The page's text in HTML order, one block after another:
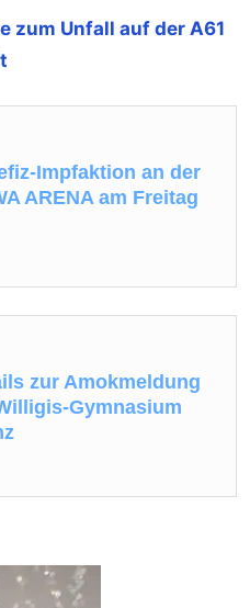
zum Unfall auf der A61
Impfaktion an der
ARENA am Freitag
zur Amokmeldung
Gymnasium